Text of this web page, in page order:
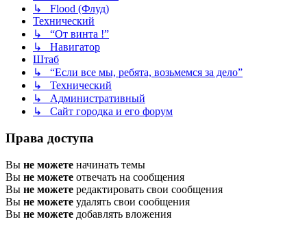
↳ Flood (Флуд)
Технический
↳ “От винта !”
↳ Навигатор
Штаб
↳ “Если все мы, ребята, возьмемся за дело”
↳ Технический
↳ Административный
↳ Сайт городка и его форум
Права доступа
Вы не можете начинать темы
Вы не можете отвечать на сообщения
Вы не можете редактировать свои сообщения
Вы не можете удалять свои сообщения
Вы не можете добавлять вложения